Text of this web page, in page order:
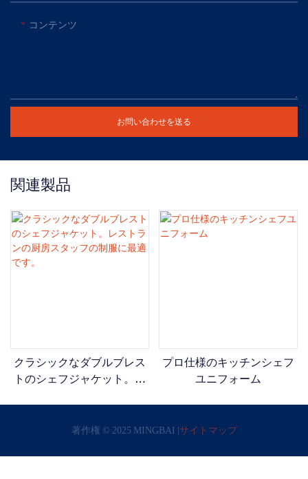
コンテンツ
お問い合わせを送る
関連製品
クラシックなダブルブレス
トのシェフジャケット。レ
プロ仕様のキッチンシェフ
ユニフォーム
著作権 © 2025 MINGBAI |サイトマップ